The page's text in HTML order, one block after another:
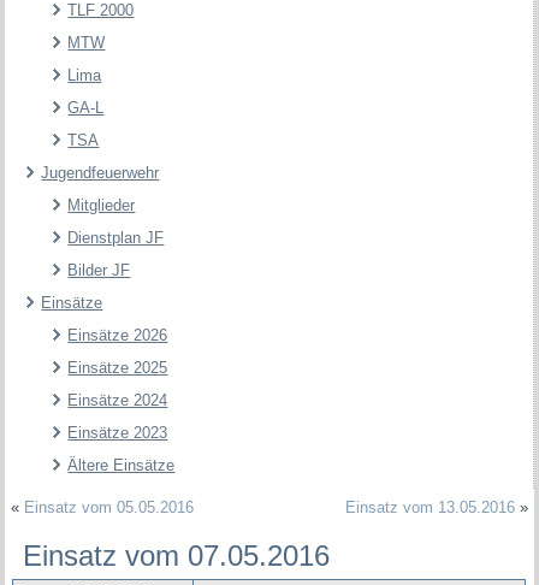
TLF 2000
MTW
Lima
GA-L
TSA
Jugendfeuerwehr
Mitglieder
Dienstplan JF
Bilder JF
Einsätze
Einsätze 2026
Einsätze 2025
Einsätze 2024
Einsätze 2023
Ältere Einsätze
« Einsatz vom 05.05.2016 Einsatz vom 13.05.2016»
Einsatz vom 07.05.2016